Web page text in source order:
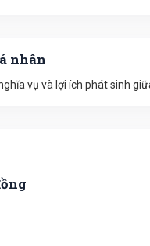
nhân
vụ và lợi ích phát sinh